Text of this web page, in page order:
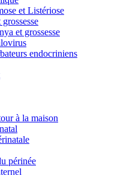
et Listériose
et grossesse
endocriniens
à la maison
périnée